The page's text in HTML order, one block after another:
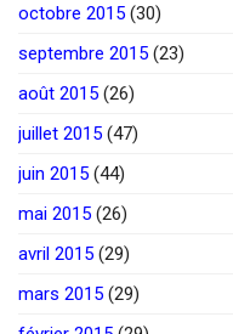
octobre 2015 (30)
septembre 2015 (23)
août 2015 (26)
juillet 2015 (47)
juin 2015 (44)
mai 2015 (26)
avril 2015 (29)
mars 2015 (29)